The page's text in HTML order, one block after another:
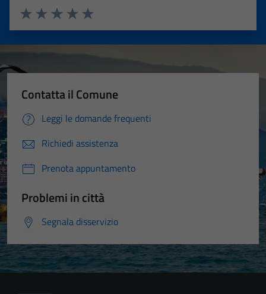
Valuta 5 stelle su 5
Valuta 4 stelle su 5
Valuta 3 stelle su 5
Valuta 2 stelle su 5
Valuta 1 stelle su 5
Contatta il Comune
Leggi le domande frequenti
Richiedi assistenza
Prenota appuntamento
Problemi in città
Segnala disservizio